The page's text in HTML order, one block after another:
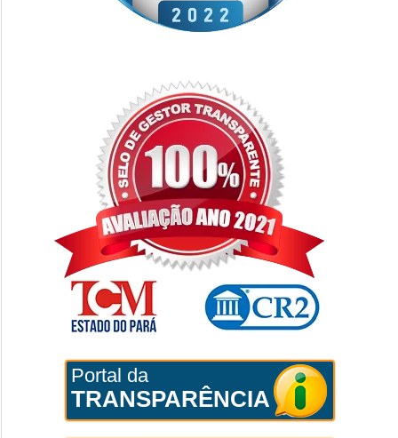
Portal da
TRANSPARÊNCIA